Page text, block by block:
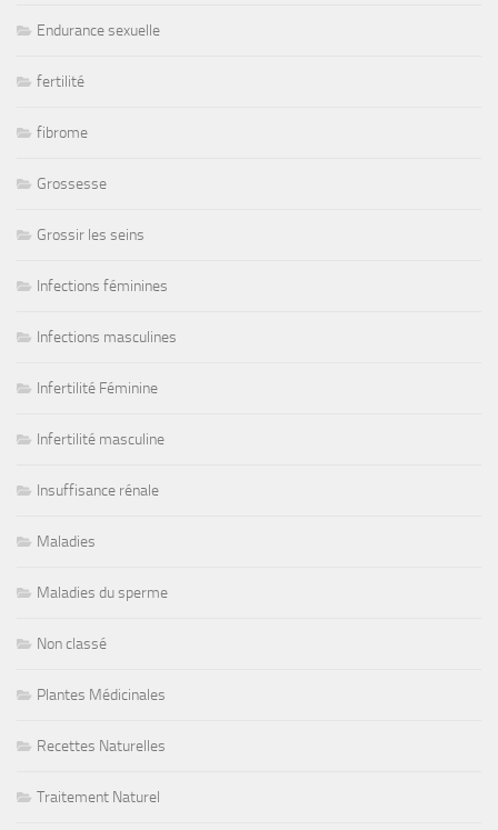
Endurance sexuelle
fertilité
fibrome
Grossesse
Grossir les seins
Infections féminines
Infections masculines
Infertilité Féminine
Infertilité masculine
Insuffisance rénale
Maladies
Maladies du sperme
Non classé
Plantes Médicinales
Recettes Naturelles
Traitement Naturel